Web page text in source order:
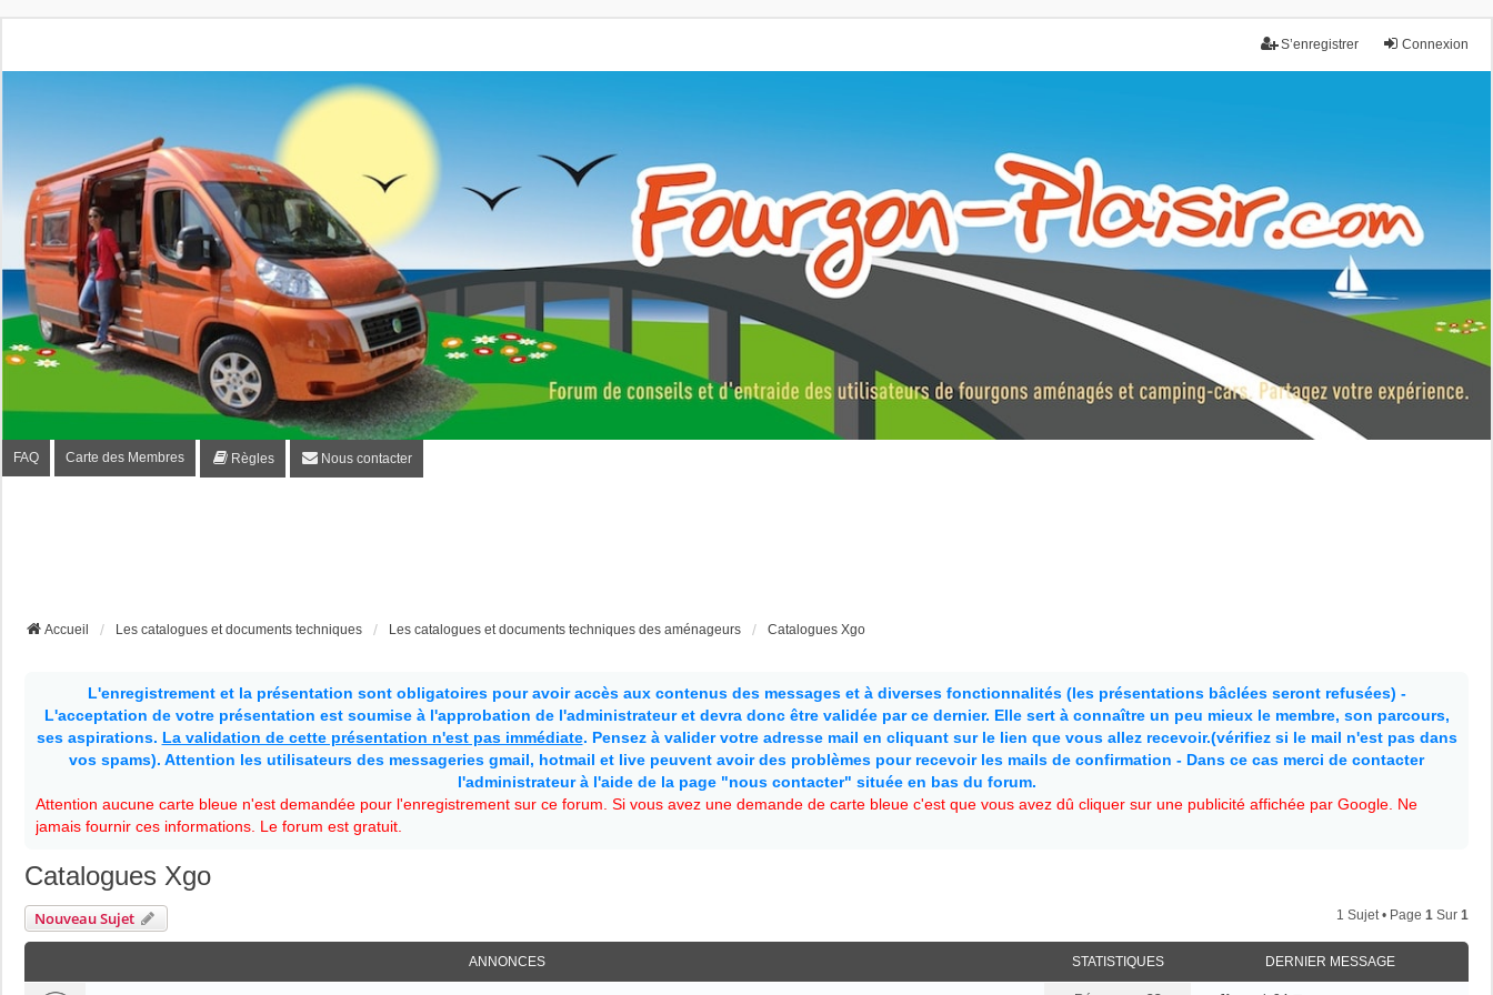
Connexion
S’enregistrer
Fourgon-plaisir.com
Forum de conseils et d'entraide des utilisateurs de fourgons, fourgons aménagés, vans et de camping-car. Partagez votre expérience.
FAQ Carte des Membres Règles Nous contacter
Accueil Les catalogues et documents techniques Les catalogues et documents techniques des aménageurs Catalogues Xgo
L'enregistrement et la présentation sont obligatoires pour avoir accès aux contenus des messages et à diverses fonctionnalités (les présentations bâclées seront refusées) -
L'acceptation de votre présentation est soumise à l'approbation de l'administrateur et devra donc être validée par ce dernier. Elle sert à connaître un peu mieux le membre, son parcours,
ses aspirations. La validation de cette présentation n'est pas immédiate. Pensez à valider votre adresse mail en cliquant sur le lien que vous allez recevoir.(vérifiez si le mail n'est pas dans
vos spams). Attention les utilisateurs des messageries gmail, hotmail et live peuvent avoir des problèmes pour recevoir les mails de confirmation - Dans ce cas merci de contacter
l'administrateur à l'aide de la page "nous contacter" située en bas du forum.
Attention aucune carte bleue n'est demandée pour l'enregistrement sur ce forum. Si vous avez une demande de carte bleue c'est que vous avez dû cliquer sur une publicité affichée par Google. Ne
jamais fournir ces informations. Le forum est gratuit.
Catalogues Xgo
Nouveau Sujet 1 Sujet • Page 1 Sur 1
ANNONCES STATISTIQUES DERNIER MESSAGE